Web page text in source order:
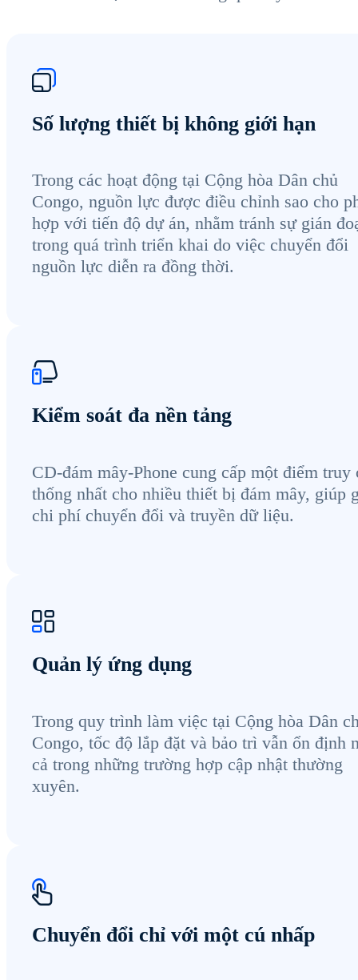
Số lượng thiết bị không giới hạn
Trong các hoạt động tại Cộng hòa Dân chủ
Congo, nguồn lực được điều chỉnh sao cho
hợp với tiến độ dự án, nhằm tránh sự gián
trong quá trình triển khai do việc chuyển đổi
nguồn lực diễn ra đồng thời.
Kiểm soát đa nền tảng
CD-đám mây-Phone cung cấp một điểm truy
thống nhất cho nhiều thiết bị đám mây, giúp
chi phí chuyển đổi và truyền dữ liệu.
Quản lý ứng dụng
Trong quy trình làm việc tại Cộng hòa Dân
Congo, tốc độ lắp đặt và bảo trì vẫn ổn định
cả trong những trường hợp cập nhật thường
xuyên.
Chuyển đổi chỉ với một cú nhấp